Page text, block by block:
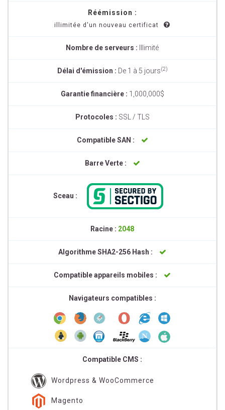
Réémission :
illimitée d'un nouveau certificat
Nombre de serveurs : Illimité
Délai d'émission : De 1 à 5 jours(2)
Garantie financière : 1,000,000$
Protocoles : SSL / TLS
Compatible SAN :
Barre Verte :
Sceau :
Racine : 2048
Algorithme SHA2-256 Hash :
Compatible appareils mobiles :
Navigateurs compatibles :
Compatible CMS :
Wordpress & WooCommerce
Magento